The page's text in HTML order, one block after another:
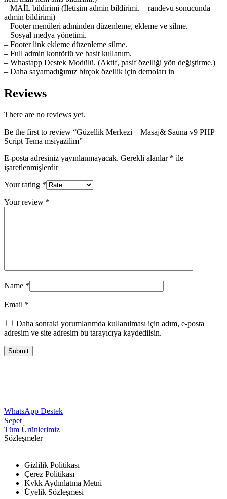
– MAİL bildirimi (İletişim admin bildirimi. – randevu sonucunda
admin bildirimi)
– Footer menüleri adminden düzenleme, ekleme ve silme.
– Sosyal medya yönetimi.
– Footer link ekleme düzenleme silme.
– Full admin kontörlü ve basit kullanım.
– Whastapp Destek Modülü. (Aktif, pasif özelliği yön değiştirme.)
– Daha sayamadığımız birçok özellik için demoları in
Reviews
There are no reviews yet.
Be the first to review “Güzellik Merkezi – Masaj& Sauna v9 PHP
Script Tema msiyazilim”
E-posta adresiniz yayınlanmayacak. Gerekli alanlar * ile
işaretlenmişlerdir
Your rating *
Your review *
Name *
Email *
Daha sonraki yorumlarımda kullanılması için adım, e-posta
adresim ve site adresim bu tarayıcıya kaydedilsin.
WhatsApp Destek
Sepet
Tüm Ürünlerimiz
Sözleşmeler
Gizlilik Politikası
Çerez Politikası
Kvkk Aydınlatma Metni
Üyelik Sözleşmesi